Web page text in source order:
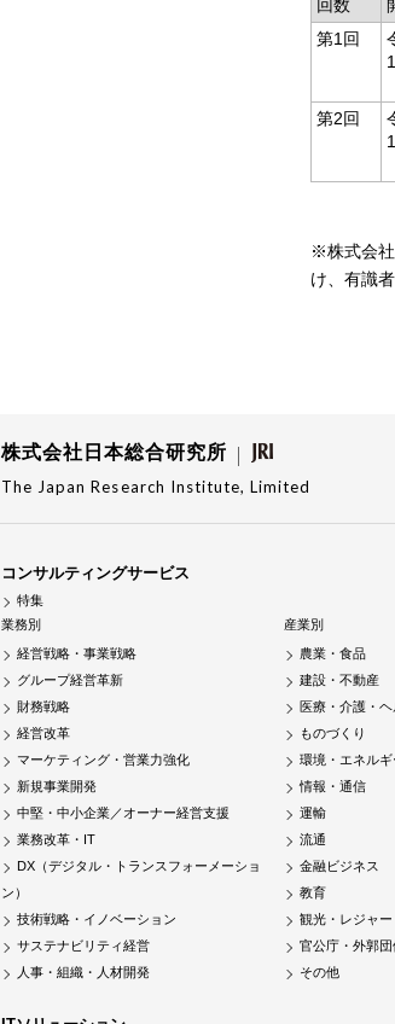
回数
第1回
第2回
※株式会社
け、有識
株式会社日本総合研究所
The Japan Research Institute, Limited
コンサルティングサービス
特集
業務別
経営戦略・事業戦略
グループ経営革新
財務戦略
経営改革
マーケティング・営業力強化
新規事業開発
中堅・中小企業／オーナー経営支援
業務改革・IT
DX（デジタル・トランスフォーメーショ
ン）
技術戦略・イノベーション
サステナビリティ経営
人事・組織・人材開発
産業別
農業・食品
建設・不動産
医療・介護・ヘ
ものづくり
環境・エネル
情報・通信
運輸
流通
金融ビジネス
教育
観光・レジャ
官公庁・外郭団
その他